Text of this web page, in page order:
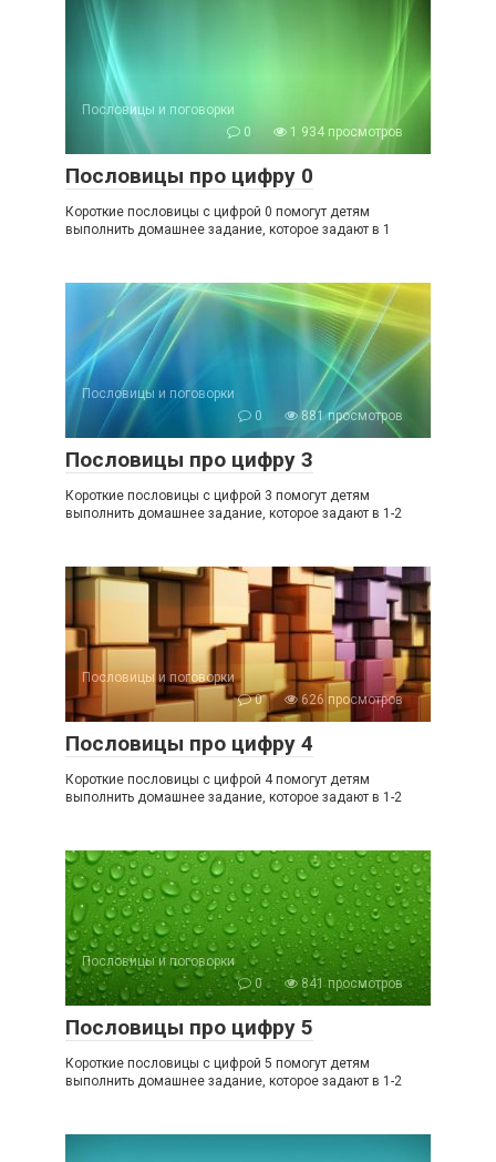
Пословицы и поговорки
0
1 934 просмотров
Пословицы про цифру 0
Короткие пословицы с цифрой 0 помогут детям
выполнить домашнее задание, которое задают в 1
Пословицы и поговорки
0
881 просмотров
Пословицы про цифру 3
Короткие пословицы с цифрой 3 помогут детям
выполнить домашнее задание, которое задают в 1-2
Пословицы и поговорки
0
626 просмотров
Пословицы про цифру 4
Короткие пословицы с цифрой 4 помогут детям
выполнить домашнее задание, которое задают в 1-2
Пословицы и поговорки
0
841 просмотров
Пословицы про цифру 5
Короткие пословицы с цифрой 5 помогут детям
выполнить домашнее задание, которое задают в 1-2